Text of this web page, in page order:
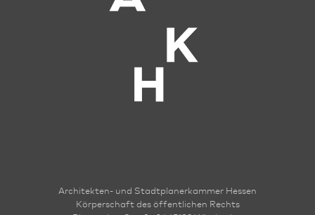
Architekten- und Stadt­planer­kammer Hessen
Körperschaft des öffentlichen Rechts